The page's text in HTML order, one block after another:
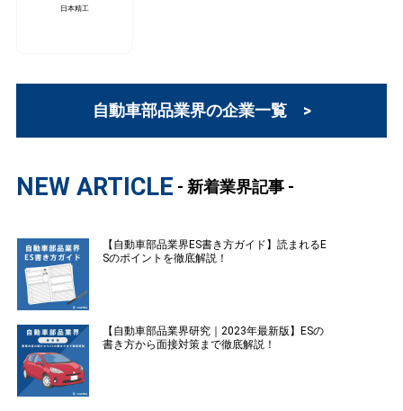
日本精工
自動車部品業界の企業一覧 >
NEW ARTICLE - 新着業界記事 -
【自動車部品業界ES書き方ガイド】読まれるE
Sのポイントを徹底解説！
【自動車部品業界研究｜2023年最新版】ESの
書き方から面接対策まで徹底解説！